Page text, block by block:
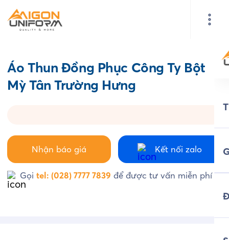
Áo Thun Đồng Phục Công Ty Bột
Mỳ Tân Trường Hưng
Nhận báo giá Kết nối zalo
Gọitel: (028) 7777 7839 để được tư vấn miễn phí